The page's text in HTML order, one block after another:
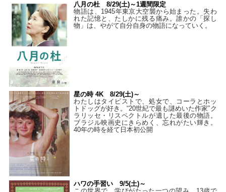
八月の杜 8/29(土)～1週間限定
物語は、1945年東京大空襲から始まった。失わ
れた記憶と、たしかに残る痛み。誰かの「探し
物」は、やがて自分自身の物語になっていく。
星の時 4K 8/29(土)～
わたしはタイピストで、処⼥で、コーラとホッ
トドッグが好き。“20世紀で最も謎めいた作家”ク
ラリッセ・リスペクトルが遺した最後の物語。
ブラジル映画史にきらめく、忘れがたい輝き。
40年の時を経て⽇本初公開
ハワの手習い 9/5(土)～